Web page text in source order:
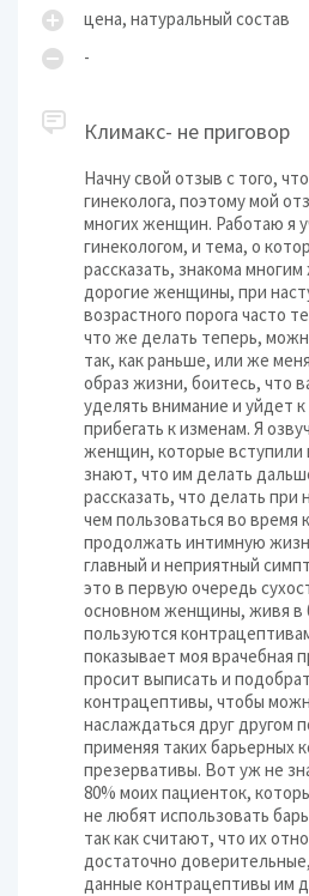
цена, натуральный состав
-
Климакс- не приговор
Начну свой отзыв с того,
гинеколога, поэтому мой
многих женщин. Работаю я
гинекологом, и тема, о
рассказать, знакома
дорогие женщины, при
возрастного порога часто
что же делать теперь,
так, как раньше, или же
образ жизни, боитесь, что
уделять внимание и уйдет
прибегать к изменам. Я
женщин, которые вступили
знают, что им делать
рассказать, что делать при
чем пользоваться во время
продолжать интимную
главный и неприятный
это в первую очередь
основном женщины, живя в
пользуются
показывает моя врачебная
просит выписать и
контрацептивы, чтобы
наслаждаться друг другом
применяя таких барьерных
презервативы. Вот уж не
80% моих пациенток,
не любят использовать
так как считают, что их
достаточно
данные контрацептивы им